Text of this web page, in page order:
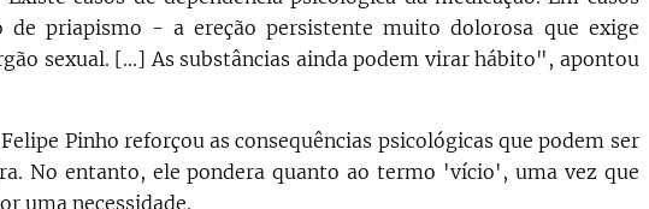
priapismo - a ereção persistente muito dolorosa que exige
sexual. [...] As substâncias ainda podem virar hábito", apontou
Pinho reforçou as consequências psicológicas que podem ser
No entanto, ele pondera quanto ao termo 'vício', uma vez que
uma necessidade.